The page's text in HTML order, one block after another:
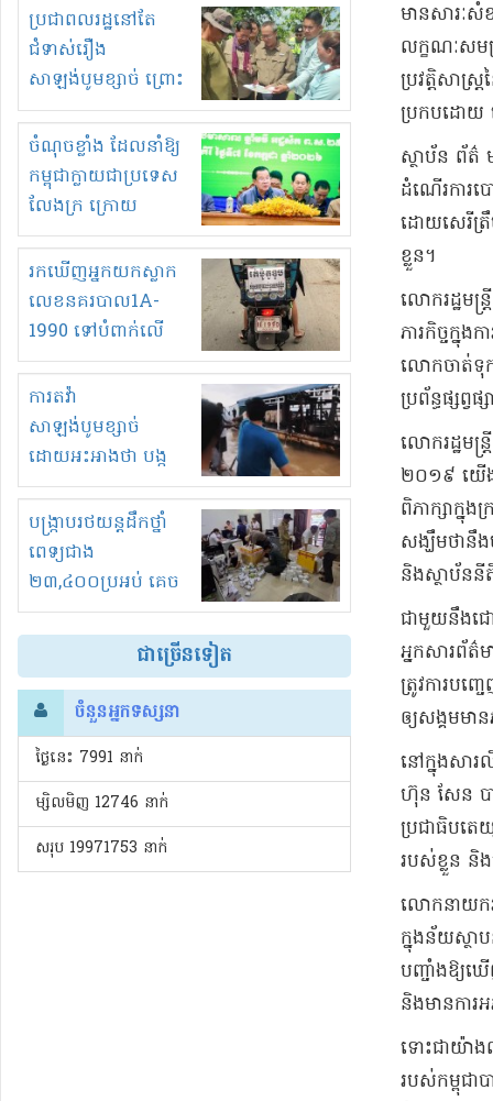
មួយចំនួនទៀត
កំពង់តែគុបគិតគ្នា
ធ្វើសកម្មភាពរកស៊ីនិង
ស្តុកទំនិញគេចពន្ធ?
ប្រជាពលរដ្ឋនៅតែ
ជំទាស់រឿង
សាឡង់បូមខ្សាច់ ព្រោះ
ខ្លាចបាក់ច្រាំងទៀត!
ចំណុចខ្លាំង ដែលនាំឱ្យ
កម្ពុជាក្លាយជាប្រទេស
លែងក្រ ក្រោយ
ឆ្នាំ២០៣០
រកឃើញអ្នកយកស្លាក
លេខនគរបាល1A-
1990 ទៅបំពាក់លើ
ម៉ូតូរបស់ខ្លួន ដាកផ្លាក
រត់ឌុបហើយ
ការតវ៉ា
សាឡង់បូមខ្សាច់
ដោយអះអាងថា បង្ក
បាក់ច្រាំងទន្លេ និង
រំខានទាំងយប់ទាំងថ្ងៃ
បង្ក្រាបរថយន្តដឹកថ្នាំ
ពេទ្យជាង
២៣,៤០០ប្រអប់ គេច
ពន្ធនិងអត់ច្បាប់នាំ
ចូល!?
ជាច្រើនទៀត
ចំនួនអ្នកទស្សនា
ថ្ងៃនេះ​ 7991 នាក់
ម្សិលមិញ 12746 នាក់
សរុប 19971753 នាក់
មាន​សារៈសំ
លក្ខណៈ​សមស្
ប្រវត្តិសាស្
ប្រកបដោយ
ស្ថាប័ន ព័​ត៌
ដំណើរការ​ប
ដោយ​សេរី​ត្រឹ
ខ្លួន​។​
លោក​រដ្ឋម
ភារកិច្ច​ក្នុ
លោក​ចាត់ទុក
ប្រព័ន្ធ​ផ្សព្វ
លោក​រដ្ឋមន្
២០១៩ យើង​
ពិភាក្សា​ក្នុ
សង្ឃឹមថានឹង​
និង​ស្ថាប័ន​នី
ជាមួយនឹង​ជោ
អ្នកសារព័ត៌ម
ត្រូវ​ការបញ្
ឲ្យ​សង្គម​មាន​
នៅក្នុង​សារ
ហ៊ុន សែន បា
ប្រជាធិបតេ
រប​ស់​ខ្លួន និង​
លោកនាយក​រ
ក្នុងន័យ​ស្ថា
បញ្ចាំង​ឱ្យ
និង​មានការ​
ទោះជា​យ៉ាង
របស់​កម្ពុ​ជ